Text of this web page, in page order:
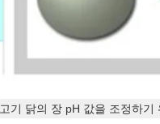
고기 닭의 장 pH 값을 조정하